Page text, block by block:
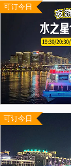
可订今日
可订今日